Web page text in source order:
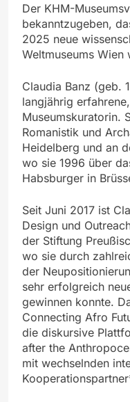
Der KHM-
bekanntzugeben,
2025 neue
Weltmuseums Wien
Claudia Banz (geb.
langjährig
Museumskuratorin.
Romanistik und
Heidelberg und an
wo sie 1996 über
Habsburger in
Seit Juni 2017 ist
Design und
der Stiftung
wo sie durch
der
sehr erfolgreich
gewinnen konnte.
Connecting Afro
die diskursive
after the
mit wechselnden